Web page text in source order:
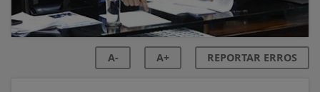
A- A+ REPORTAR ERROS